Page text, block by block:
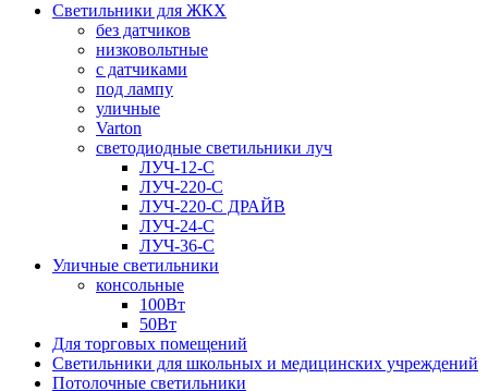
Светильники для ЖКХ
без датчиков
низковольтные
с датчиками
под лампу
уличные
Varton
светодиодные светильники луч
ЛУЧ-12-С
ЛУЧ-220-С
ЛУЧ-220-С ДРАЙВ
ЛУЧ-24-С
ЛУЧ-36-С
Уличные светильники
консольные
100Вт
50Вт
Для торговых помещений
Светильники для школьных и медицинских учреждений
Потолочные светильники